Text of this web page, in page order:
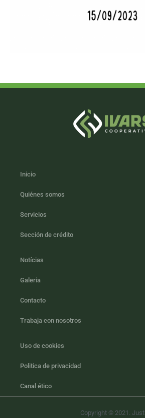
Inicio
Quiénes somos
Servicios
Sección de crédito
Notícias
Galeria
Contacto
Trabaja con nosotros
Uso de cookies
Politica de privacidad
Canal ético
Copyright © 2021. Just